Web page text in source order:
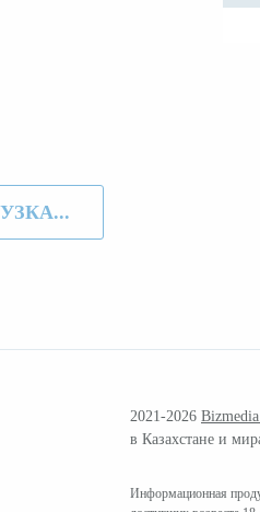
2021-2026
в Казахстане и
Информационная